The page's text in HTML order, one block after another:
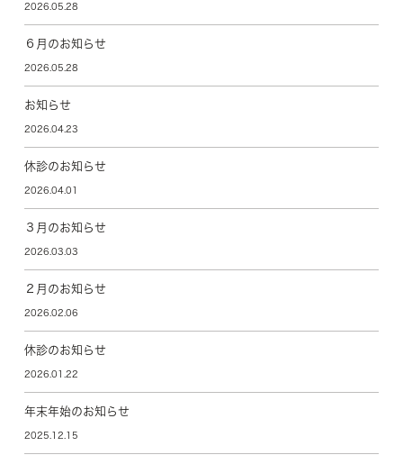
2026.05.28
６月のお知らせ
2026.05.28
お知らせ
2026.04.23
休診のお知らせ
2026.04.01
３月のお知らせ
2026.03.03
２月のお知らせ
2026.02.06
休診のお知らせ
2026.01.22
年末年始のお知らせ
2025.12.15